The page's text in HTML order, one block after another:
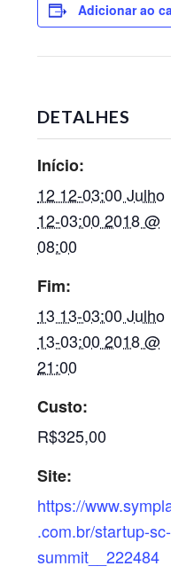
Adicionar ao
DETALHES
Início:
12 12-03:00 Julho
12-03:00 2018 @
08:00
Fim:
13 13-03:00 Julho
13-03:00 2018 @
21:00
Custo:
R$325,00
Site:
https://
.com.br/startup-sc-
summit__222484